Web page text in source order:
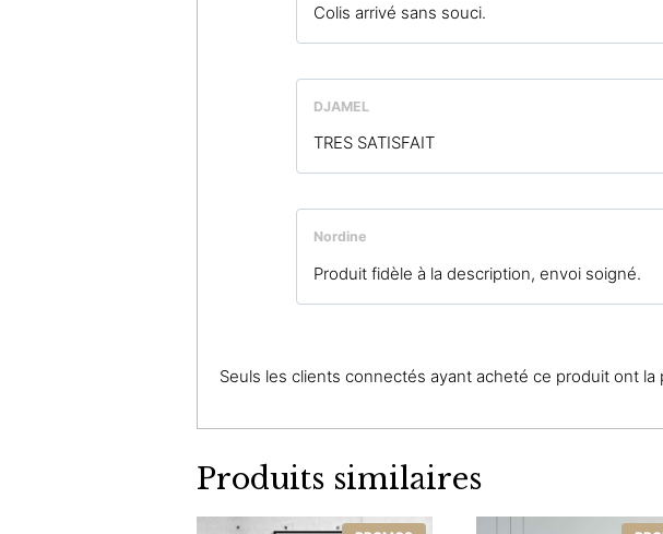
Colis arrivé sans souci.
DJAMEL
TRES SATISFAIT
Nordine
Produit fidèle à la description, envoi soigné.
Seuls les clients connectés ayant acheté ce produit ont la
Produits similaires